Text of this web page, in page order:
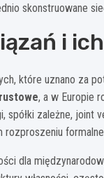
skonstruowane
i
które uznano za
, a w Europie
zależne, joint
dla